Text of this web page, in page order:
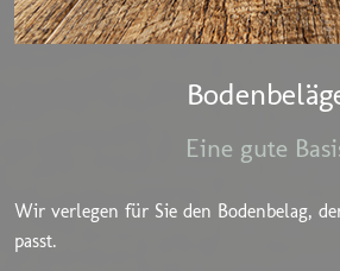
Eine gute
Wir verlegen für Sie den Bodenbelag,
passt.